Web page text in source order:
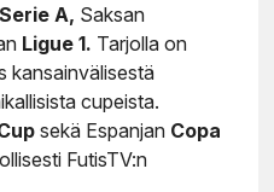
Serie A, Saksan
Ligue 1. Tarjolla on
kansainvälisestä
cupeista.
sekä Espanjan Copa
FutisTV:n